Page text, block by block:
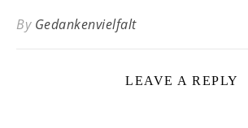
By Gedankenvielfalt
LEAVE A REPLY